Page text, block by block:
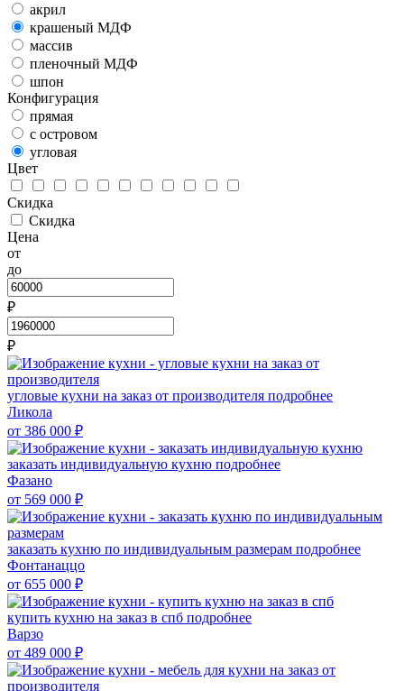
акрил
крашеный МДФ
массив
пленочный МДФ
шпон
Конфигурация
прямая
с островом
угловая
Цвет
Скидка
Скидка
Цена
от
до
₽
₽
угловые кухни на заказ от производителя подробнее
Ликола
от 386 000 ₽
заказать индивидуальную кухню подробнее
Фазано
от 569 000 ₽
заказать кухню по индивидуальным размерам подробнее
Фонтанаццо
от 655 000 ₽
купить кухню на заказ в спб подробнее
Варзо
от 489 000 ₽